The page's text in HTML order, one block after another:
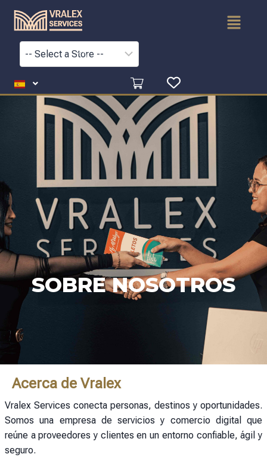
SOBRE NOSOTROS
Acerca de Vralex
Vralex Services conecta personas, destinos y oportunidades.
Somos una empresa de servicios y comercio digital que
reúne a proveedores y clientes en un entorno confiable, ágil y
seguro.